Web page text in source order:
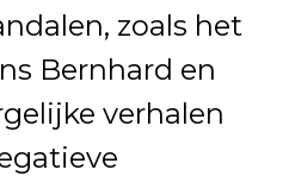
zoals het
Bernhard en
verhalen